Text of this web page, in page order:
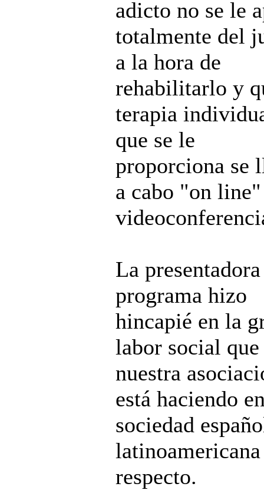
adicto no se le
totalmente del
a la hora de
rehabilitarlo y
terapia
que se le
proporciona se
a cabo "on
La
programa hizo
hincapié en la
labor social que
nuestra
está haciendo
sociedad
respecto.